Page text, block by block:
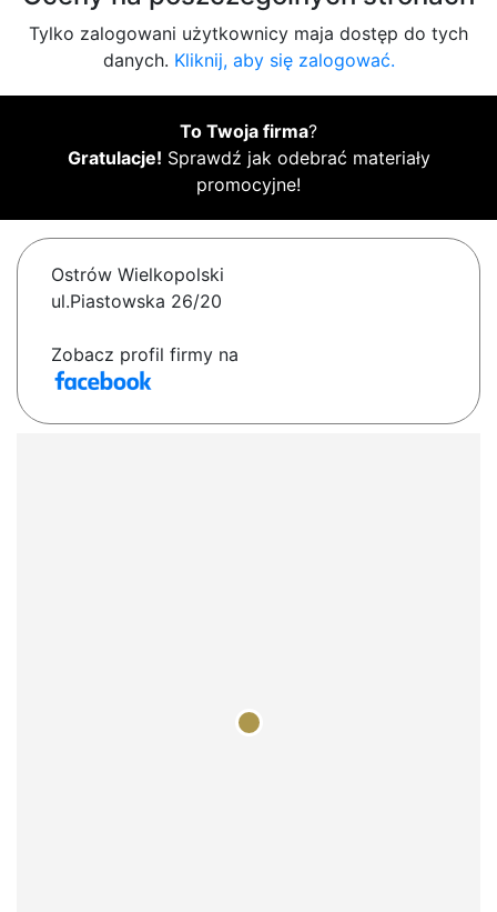
Tylko zalogowani użytkownicy maja dostęp do tych
danych. Kliknij, aby się zalogować.
To Twoja firma?
Gratulacje! Sprawdź jak odebrać materiały
promocyjne!
Ostrów Wielkopolski
ul.Piastowska 26/20
Zobacz profil firmy na